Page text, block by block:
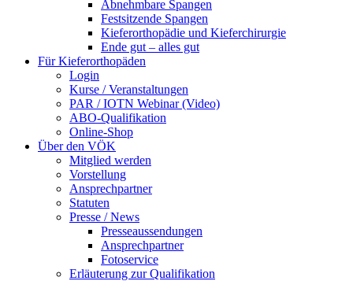
Abnehmbare Spangen
Festsitzende Spangen
Kieferorthopädie und Kieferchirurgie
Ende gut – alles gut
Für Kieferorthopäden
Login
Kurse / Veranstaltungen
PAR / IOTN Webinar (Video)
ABO-Qualifikation
Online-Shop
Über den VÖK
Mitglied werden
Vorstellung
Ansprechpartner
Statuten
Presse / News
Presseaussendungen
Ansprechpartner
Fotoservice
Erläuterung zur Qualifikation